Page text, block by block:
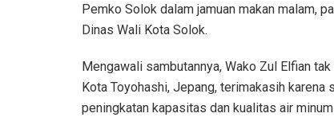
Pemko Solok dalam jamuan makan malam,
Dinas Wali Kota Solok.
Mengawali sambutannya, Wako Zul Elfian
Kota Toyohashi, Jepang, terimakasih karena
peningkatan kapasitas dan kualitas air